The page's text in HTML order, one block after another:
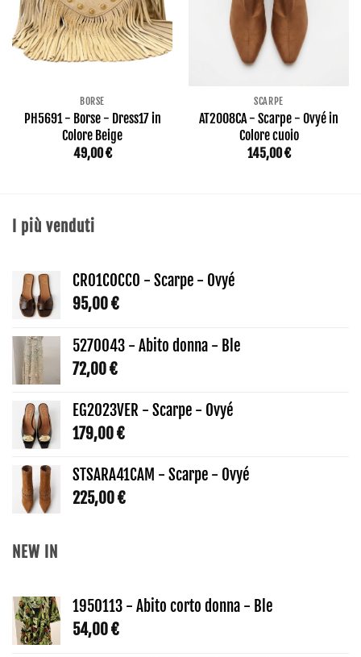
BORSE
PH5691 - Borse - Dress17 in
Colore Beige
49,00€
SCARPE
AT2008CA - Scarpe - Ovyé in
Colore cuoio
145,00€
I più venduti
CR01COCCO - Scarpe - Ovyé
95,00€
5270043 - Abito donna - Ble
72,00€
EG2023VER - Scarpe - Ovyé
179,00€
STSARA41CAM - Scarpe - Ovyé
225,00€
NEW IN
1950113 - Abito corto donna - Ble
54,00€